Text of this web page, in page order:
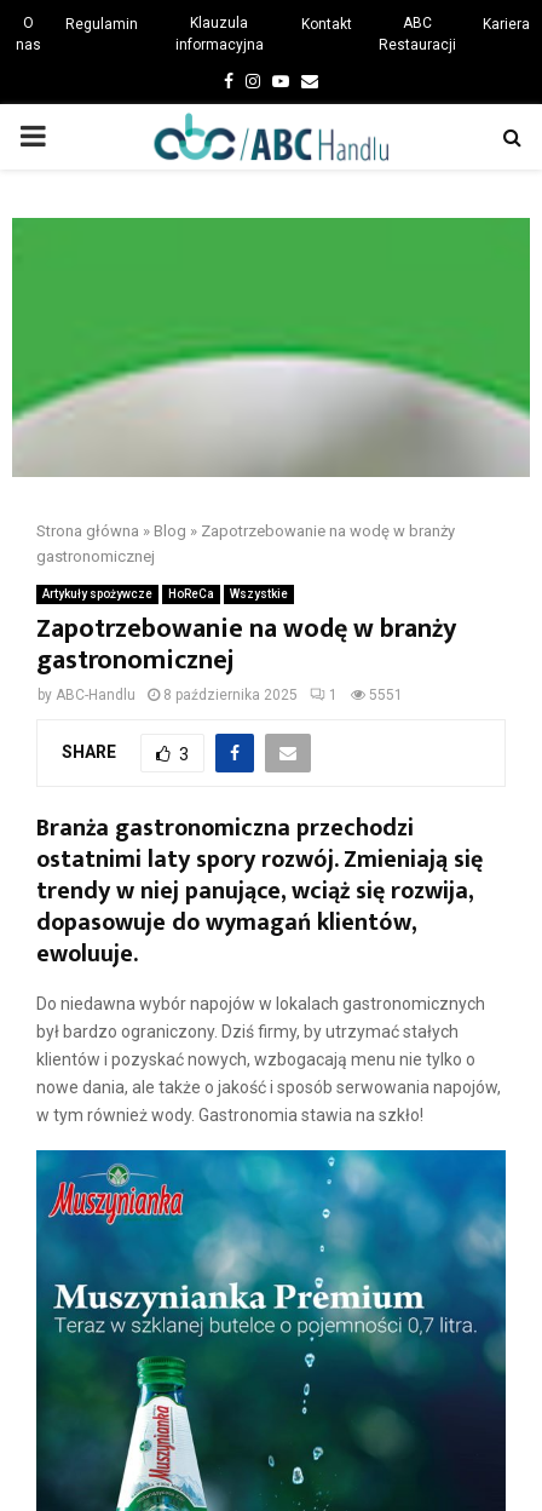
O
nas
Regulamin
Klauzula
informacyjna
Kontakt
ABC
Restauracji
Kariera
Facebook
Instagram
Youtube
Email
PRIMARY
Strona główna » Blog » Zapotrzebowanie na wodę w branży
gastronomicznej
Artykuły spożywcze HoReCa Wszystkie
Zapotrzebowanie na wodę w branży
gastronomicznej
by ABC-Handlu 8 października 2025 1 5551
SHARE 3
Branża gastronomiczna przechodzi
ostatnimi laty spory rozwój. Zmieniają się
trendy w niej panujące, wciąż się rozwija,
dopasowuje do wymagań klientów,
ewoluuje.
Do niedawna wybór napojów w lokalach gastronomicznych
był bardzo ograniczony. Dziś firmy, by utrzymać stałych
klientów i pozyskać nowych, wzbogacają menu nie tylko o
nowe dania, ale także o jakość i sposób serwowania napojów,
w tym również wody. Gastronomia stawia na szkło!